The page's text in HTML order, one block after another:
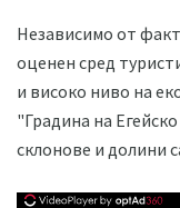
Независимо от
оценен сред
и високо ниво на
"Градина на
склонове и долини